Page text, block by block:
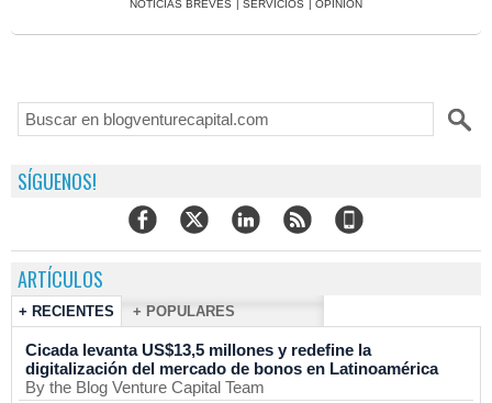
NOTICIAS BREVES SERVICIOS OPINIÓN
SÍGUENOS!
ARTÍCULOS
+ RECIENTES + POPULARES
Cicada levanta US$13,5 millones y redefine la
digitalización del mercado de bonos en Latinoamérica
By the Blog Venture Capital Team